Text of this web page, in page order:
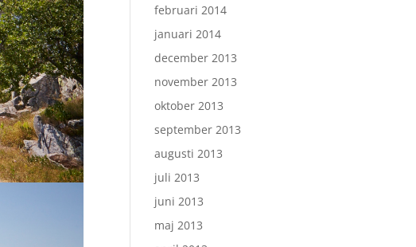
februari 2014
januari 2014
december 2013
november 2013
oktober 2013
september 2013
augusti 2013
juli 2013
juni 2013
maj 2013